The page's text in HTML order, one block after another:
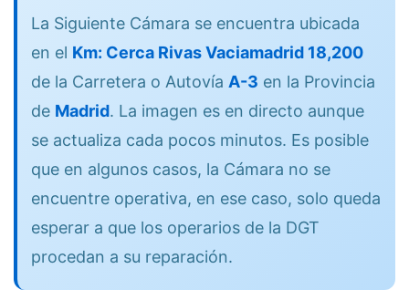
La Siguiente Cámara se encuentra ubicada
en el Km: Cerca Rivas Vaciamadrid 18,200
de la Carretera o Autovía A-3 en la Provincia
de Madrid. La imagen es en directo aunque
se actualiza cada pocos minutos. Es posible
que en algunos casos, la Cámara no se
encuentre operativa, en ese caso, solo queda
esperar a que los operarios de la DGT
procedan a su reparación.